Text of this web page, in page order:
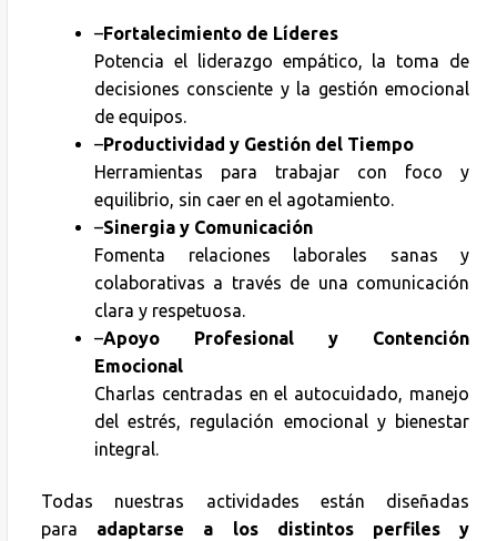
–Fortalecimiento de Líderes
Potencia el liderazgo empático, la toma de
decisiones consciente y la gestión emocional
de equipos.
–Productividad y Gestión del Tiempo
Herramientas para trabajar con foco y
equilibrio, sin caer en el agotamiento.
–Sinergia y Comunicación
Fomenta relaciones laborales sanas y
colaborativas a través de una comunicación
clara y respetuosa.
–Apoyo Profesional y Contención
Emocional
Charlas centradas en el autocuidado, manejo
del estrés, regulación emocional y bienestar
integral.
Todas nuestras actividades están diseñadas
para adaptarse a los distintos perfiles y